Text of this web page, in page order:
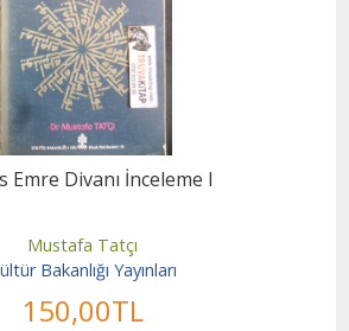
Emre Divanı İnceleme I
Mustafa Tatçı
Bakanlığı Yayınları
150,00TL